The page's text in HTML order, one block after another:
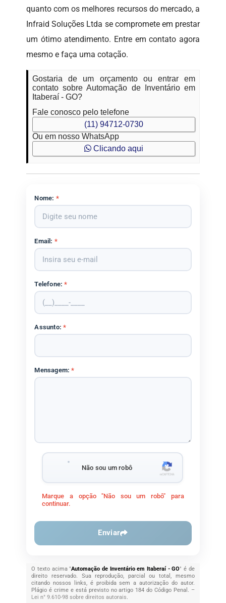
quanto com os melhores recursos do mercado, a
Infraid Soluções Ltda se compromete em prestar
um ótimo atendimento. Entre em contato agora
mesmo e faça uma cotação.
Gostaria de um orçamento ou entrar em
contato sobre Automação de Inventário em
Itaberaí - GO?
Fale conosco pelo telefone
(11) 94712-0730
Ou em nosso WhatsApp
Clicando aqui
Nome: *
Email: *
Telefone:*
Assunto:*
Mensagem:*
Não sou um robô
Marque a opção "Não sou um robô" para
continuar.
Enviar
O texto acima "Automação de Inventário em Itaberaí - GO" é de
direito reservado. Sua reprodução, parcial ou total, mesmo
citando nossos links, é proibida sem a autorização do autor.
Plágio é crime e está previsto no artigo 184 do Código Penal. –
Lei n° 9.610-98 sobre direitos autorais.